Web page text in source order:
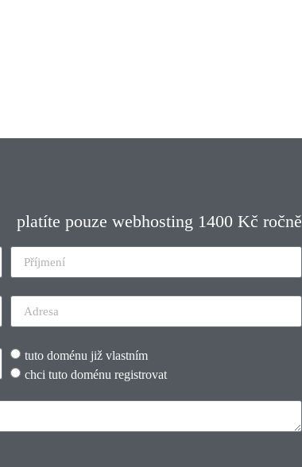
platíte pouze webhosting 1400 Kč ročně
tuto doménu již vlastním
chci tuto doménu registrovat